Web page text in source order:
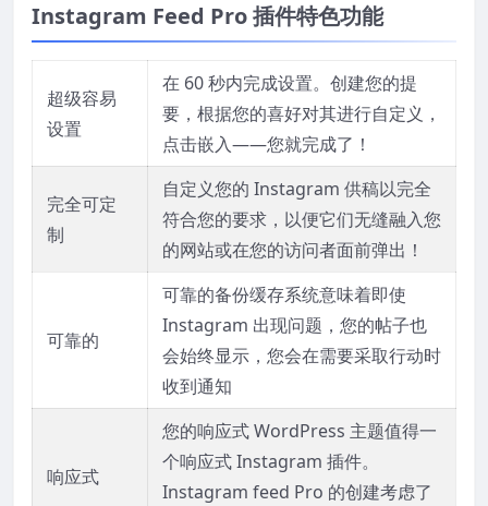
Instagram Feed Pro 插件特色功能
超级容易
设置
在 60 秒内完成设置。 创建您的提
要，根据您的喜好对其进行自定义，
点击嵌入——您就完成了！
完全可定
制
自定义您的 Instagram 供稿以完全
符合您的要求，以便它们无缝融入您
的网站或在您的访问者面前弹出！
可靠的
可靠的备份缓存系统意味着即使
Instagram 出现问题，您的帖子也
会始终显示，您会在需要采取行动时
收到通知
响应式
您的响应式 WordPress 主题值得一
个响应式 Instagram 插件。
Instagram feed Pro 的创建考虑了